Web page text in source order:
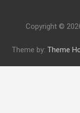
Copyright ©
Theme by: Theme